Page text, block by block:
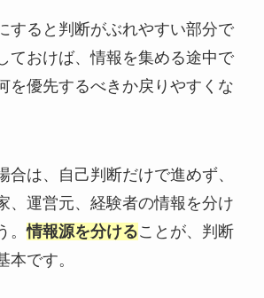
すると判断がぶれやすい部分で
ておけば、情報を集める途中で
を優先するべきか戻りやすくな
合は、自己判断だけで進めず、
、運営元、経験者の情報を分け
。情報源を分けることが、判断
本です。